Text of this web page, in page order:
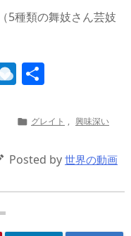
種類の舞妓さん芸妓
R
n
ro
p.
 グレイト , 興味深い
Posted by 世界の動画